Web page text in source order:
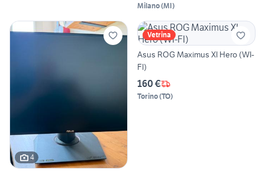
Milano(MI)
4
Vetrina
Asus ROG Maximus XI Hero (WI-
FI)
160 €
Torino(TO)